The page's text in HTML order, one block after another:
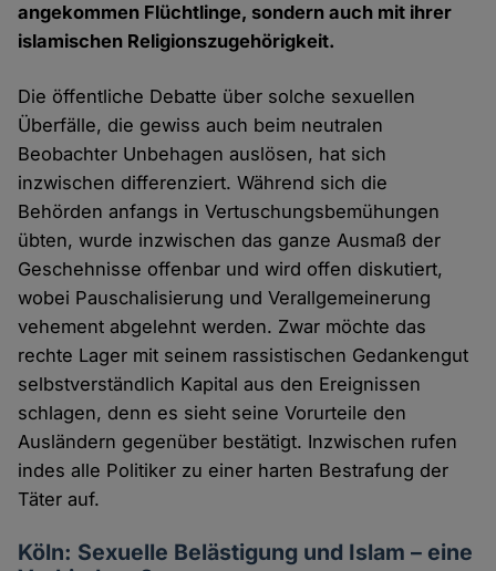
angekommen Flüchtlinge, sondern auch mit ihrer
islamischen Religionszugehörigkeit.
Die öffentliche Debatte über solche sexuellen
Überfälle, die gewiss auch beim neutralen
Beobachter Unbehagen auslösen, hat sich
inzwischen differenziert. Während sich die
Behörden anfangs in Vertuschungsbemühungen
übten, wurde inzwischen das ganze Ausmaß der
Geschehnisse offenbar und wird offen diskutiert,
wobei Pauschalisierung und Verallgemeinerung
vehement abgelehnt werden. Zwar möchte das
rechte Lager mit seinem rassistischen Gedankengut
selbstverständlich Kapital aus den Ereignissen
schlagen, denn es sieht seine Vorurteile den
Ausländern gegenüber bestätigt. Inzwischen rufen
indes alle Politiker zu einer harten Bestrafung der
Täter auf.
Köln: Sexuelle Belästigung und Islam – eine